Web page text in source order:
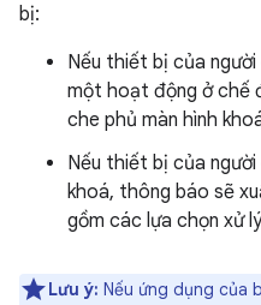
bị:
Nếu thiết bị của
một hoạt động ở chế
che phủ màn hình
Nếu thiết bị của
khoá, thông báo sẽ
gồm các lựa chọn xử
Lưu ý: Nếu ứng dụng của